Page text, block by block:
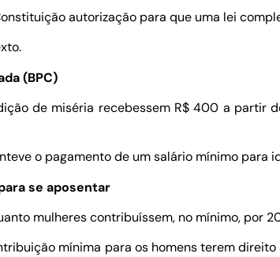
autorização para que uma lei
(BPC)
de miséria recebessem R$ 400 a partir
o pagamento de um salário mínimo para
se aposentar
mulheres contribuíssem, no mínimo, por
mínima para os homens terem